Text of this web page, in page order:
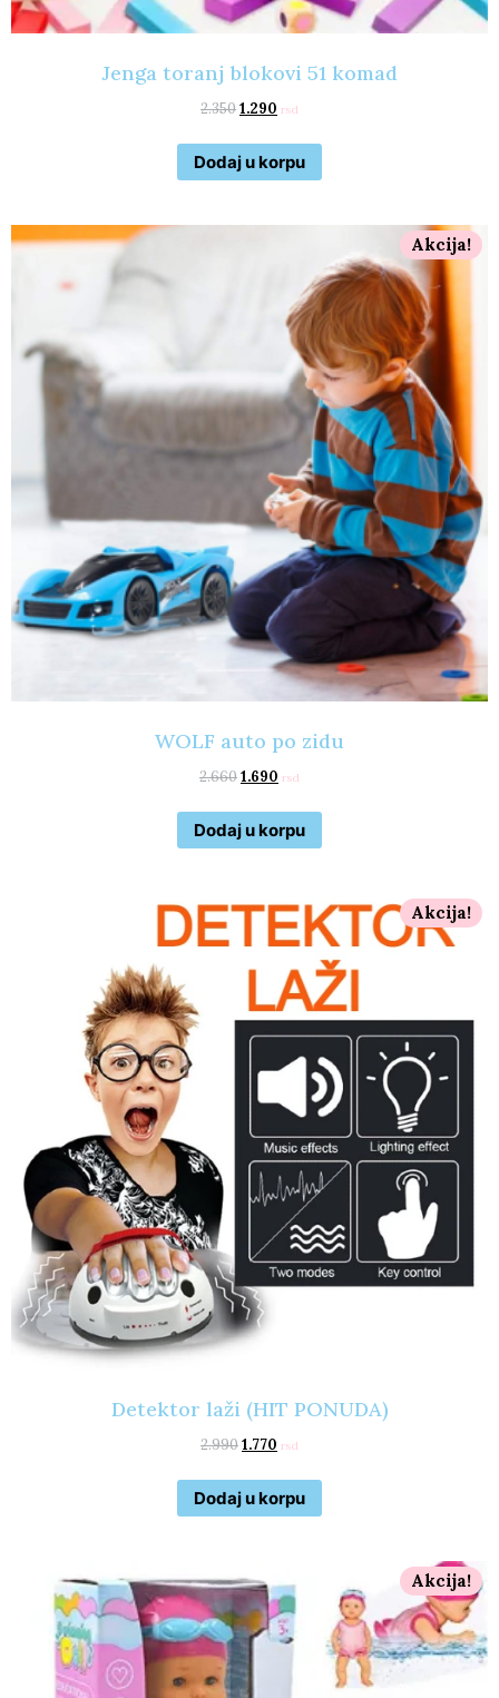
Jenga toranj blokovi 51 komad
2.3501.290 rsd
Dodaj u korpu
Akcija!
WOLF auto po zidu
2.6601.690 rsd
Dodaj u korpu
Akcija!
Detektor laži (HIT PONUDA)
2.9901.770 rsd
Dodaj u korpu
Akcija!